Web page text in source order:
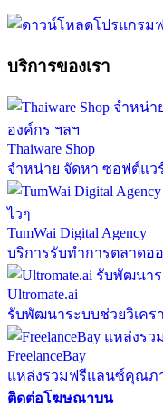
บริการของเรา
Thaiware Shop
จำหน่าย จัดหา ซอฟต์แว
TumWai Digital Agency
บริการรับทำการตลาดอ
Ultromate.ai
รับพัฒนาระบบช่วยวิเคร
FreelanceBay
แหล่งรวมฟรีแลนซ์คุณภ
ติดต่อโฆษณาบน